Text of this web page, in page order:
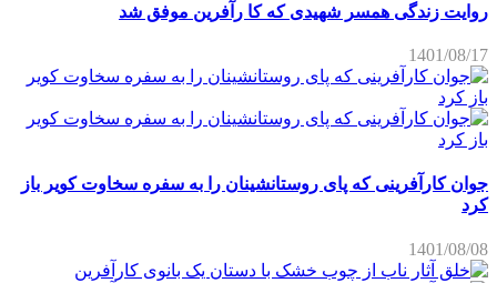
روایت زندگی همسر شهیدی که کا رآفرین موفق شد
1401/08/17
جوان کارآفرینی که پای روستانشینان را به سفره سخاوت کویر باز
کرد
1401/08/08